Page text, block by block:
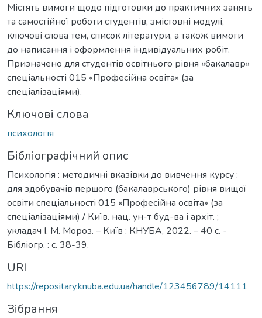
Містять вимоги щодо підготовки до практичних занять
та самостійної роботи студентів, змістовні модулі,
ключові слова тем, список літератури, а також вимоги
до написання і оформлення індивідуальних робіт.
Призначено для студентів освітнього рівня «бакалавр»
спеціальності 015 «Професійна освіта» (за
спеціалізаціями).
Ключові слова
психологія
Бібліографічний опис
Психологія : методичні вказівки до вивчення курсу :
для здобувачів першого (бакалаврського) рівня вищої
освіти спеціальності 015 «Професійна освіта» (за
спеціалізаціями) / Київ. нац. ун-т буд-ва і архіт. ;
укладач І. М. Мороз. – Київ : КНУБА, 2022. – 40 с. -
Бібліогр. : с. 38-39.
URI
https://repositary.knuba.edu.ua/handle/123456789/14111
Зібрання